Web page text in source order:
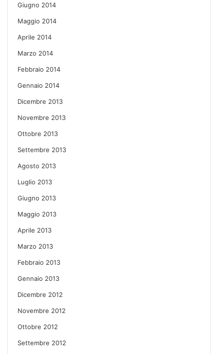
Giugno 2014
Maggio 2014
Aprile 2014
Marzo 2014
Febbraio 2014
Gennaio 2014
Dicembre 2013
Novembre 2013
Ottobre 2013
Settembre 2013
Agosto 2013
Luglio 2013
Giugno 2013
Maggio 2013
Aprile 2013
Marzo 2013
Febbraio 2013
Gennaio 2013
Dicembre 2012
Novembre 2012
Ottobre 2012
Settembre 2012